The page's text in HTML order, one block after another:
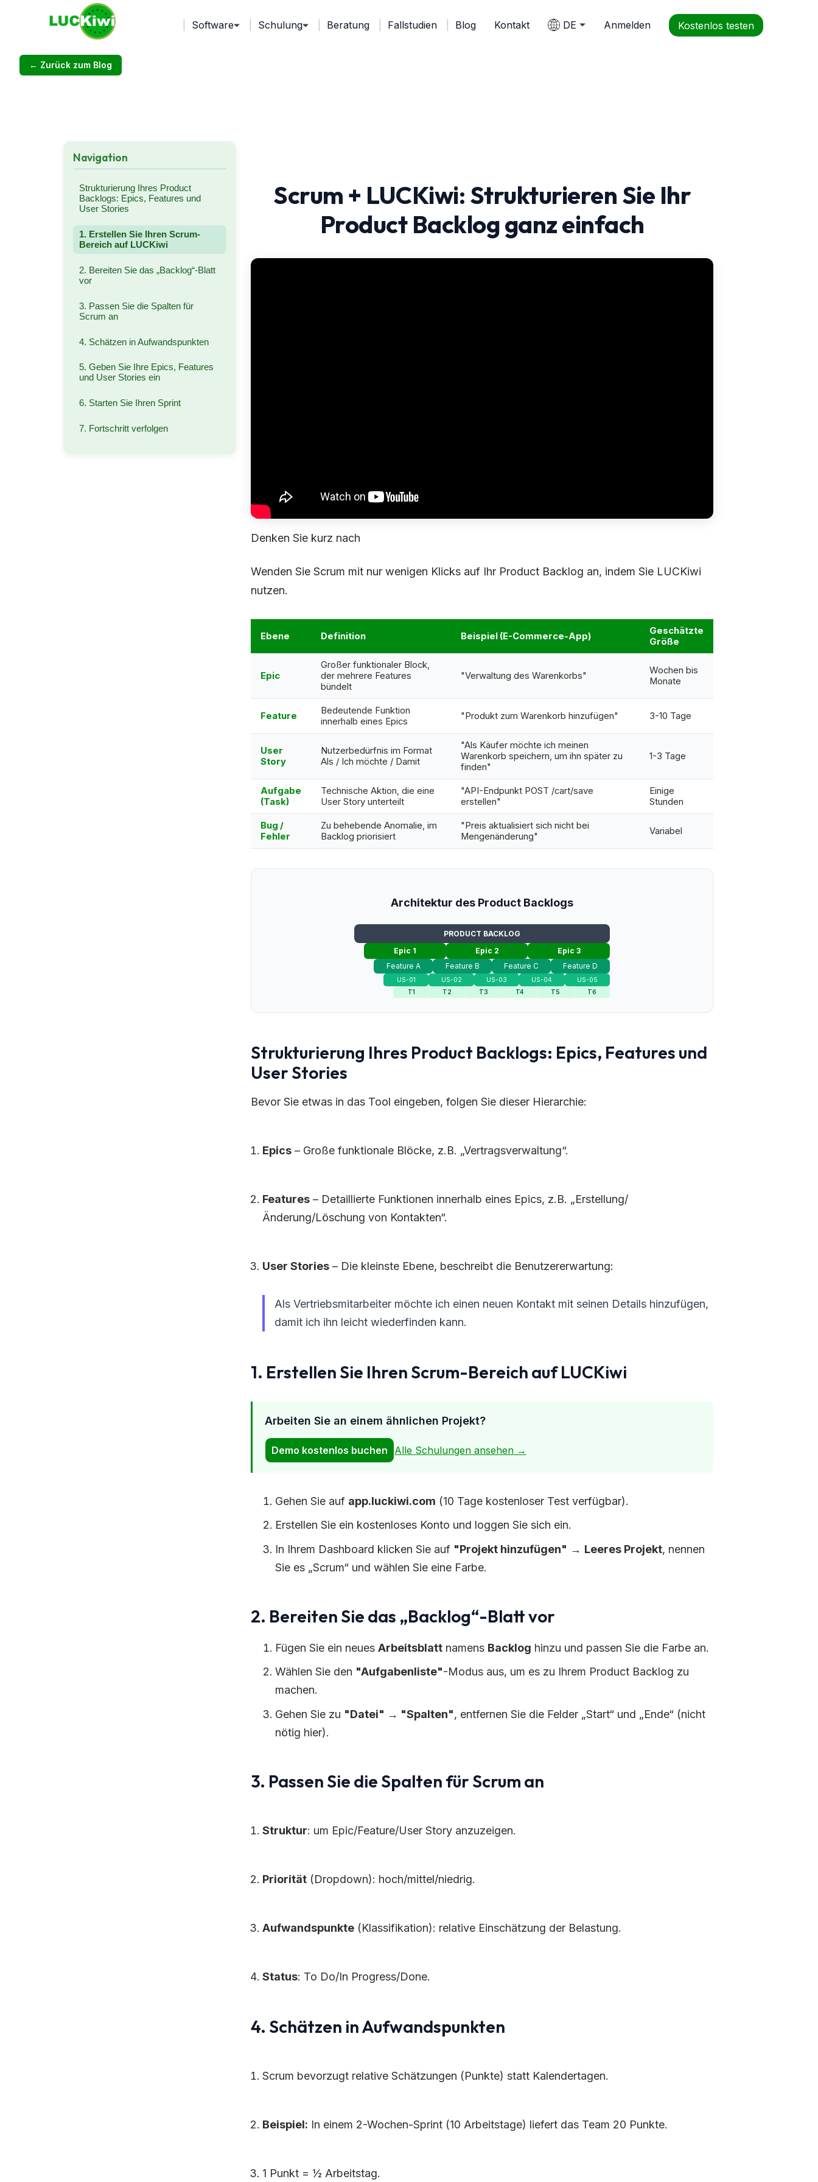
Software Schulung Beratung Fallstudien Blog Kontakt DE Anmelden Kostenlos testen
← Zurück zum Blog
Navigation
Strukturierung Ihres Product
Backlogs: Epics, Features und
User Stories
1. Erstellen Sie Ihren Scrum-
Bereich auf LUCKiwi
2. Bereiten Sie das „Backlog“-Blatt
vor
3. Passen Sie die Spalten für
Scrum an
4. Schätzen in Aufwandspunkten
5. Geben Sie Ihre Epics, Features
und User Stories ein
6. Starten Sie Ihren Sprint
7. Fortschritt verfolgen
Scrum + LUCKiwi: Strukturieren Sie Ihr
Product Backlog ganz einfach
Denken Sie kurz nach
Wenden Sie Scrum mit nur wenigen Klicks auf Ihr Product Backlog an, indem Sie LUCKiwi
nutzen.
Ebene Definition Beispiel (E-Commerce-App)
Geschätzte
Größe
Epic
Großer funktionaler Block,
der mehrere Features
bündelt
"Verwaltung des Warenkorbs"
Wochen bis
Monate
Feature
Bedeutende Funktion
innerhalb eines Epics
"Produkt zum Warenkorb hinzufügen" 3-10 Tage
User
Story
Nutzerbedürfnis im Format
Als / Ich möchte / Damit
"Als Käufer möchte ich meinen
Warenkorb speichern, um ihn später zu
finden"
1-3 Tage
Aufgabe
(Task)
Technische Aktion, die eine
User Story unterteilt
"API-Endpunkt POST /cart/save
erstellen"
Einige
Stunden
Bug /
Fehler
Zu behebende Anomalie, im
Backlog priorisiert
"Preis aktualisiert sich nicht bei
Mengenänderung"
Variabel
Architektur des Product Backlogs
PRODUCT BACKLOG
Epic 1
Epic 2
Epic 3
Feature A
Feature B Feature C Feature D
US-01 US-02 US-03 US-04 US-05
T1 T2 T3 T4 T5 T6
Strukturierung Ihres Product Backlogs: Epics, Features und
User Stories
Bevor Sie etwas in das Tool eingeben, folgen Sie dieser Hierarchie:
Epics – Große funktionale Blöcke, z.B. „Vertragsverwaltung“.
Features – Detaillierte Funktionen innerhalb eines Epics, z.B. „Erstellung/
Änderung/Löschung von Kontakten“.
User Stories – Die kleinste Ebene, beschreibt die Benutzererwartung:
Als Vertriebsmitarbeiter möchte ich einen neuen Kontakt mit seinen Details hinzufügen,
damit ich ihn leicht wiederfinden kann.
1. Erstellen Sie Ihren Scrum-Bereich auf LUCKiwi
Arbeiten Sie an einem ähnlichen Projekt?
Demo kostenlos buchen Alle Schulungen ansehen →
Gehen Sie auf app.luckiwi.com (10 Tage kostenloser Test verfügbar).
Erstellen Sie ein kostenloses Konto und loggen Sie sich ein.
In Ihrem Dashboard klicken Sie auf "Projekt hinzufügen" → Leeres Projekt, nennen
Sie es „Scrum“ und wählen Sie eine Farbe.
2. Bereiten Sie das „Backlog“-Blatt vor
Fügen Sie ein neues Arbeitsblatt namens Backlog hinzu und passen Sie die Farbe an.
Wählen Sie den "Aufgabenliste"-Modus aus, um es zu Ihrem Product Backlog zu
machen.
Gehen Sie zu "Datei" → "Spalten", entfernen Sie die Felder „Start“ und „Ende“ (nicht
nötig hier).
3. Passen Sie die Spalten für Scrum an
Struktur: um Epic/Feature/User Story anzuzeigen.
Priorität (Dropdown): hoch/mittel/niedrig.
Aufwandspunkte (Klassifikation): relative Einschätzung der Belastung.
Status: To Do/In Progress/Done.
4. Schätzen in Aufwandspunkten
Scrum bevorzugt relative Schätzungen (Punkte) statt Kalendertagen.
Beispiel: In einem 2-Wochen-Sprint (10 Arbeitstage) liefert das Team 20 Punkte.
1 Punkt = ½ Arbeitstag.